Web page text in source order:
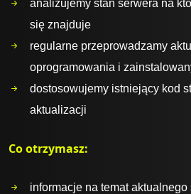
analizujemy stan serwera na
się znajduje
regularne przeprowadzamy
oprogramowania i
dostosowujemy istniejący kod
aktualizacji
Co otrzymasz:
informacje na temat